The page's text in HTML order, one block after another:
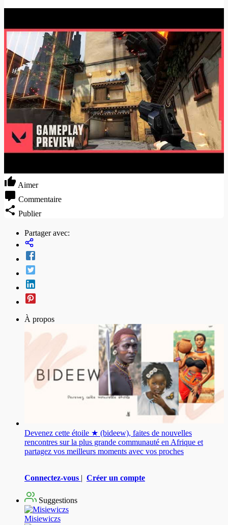
Aimer
Commentaire
Publier
Partager avec:
À propos
Devenez cette étoile ★ (bideew), faites de nouvelles
rencontres sur la plus grande communauté en Afrique et
partagez vos meilleurs moments avec vos proches
Connectez-vous | Créer un compte
Suggestions
Misiewiczs